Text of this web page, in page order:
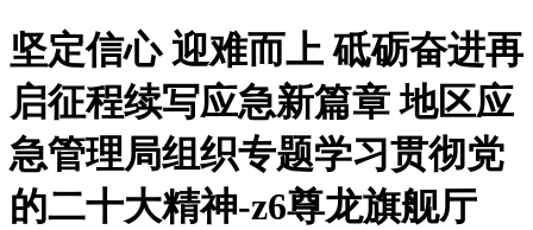
坚定信心 迎难而上 砥砺奋进再
启征程续写应急新篇章 地区应
急管理局组织专题学习贯彻党
的二十大精神-z6尊龙旗舰厅